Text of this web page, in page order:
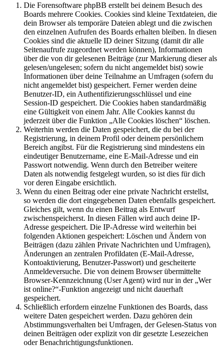
Die Forensoftware phpBB erstellt bei deinem Besuch des
Boards mehrere Cookies. Cookies sind kleine Textdateien, die
dein Browser als temporäre Dateien ablegt und die zwischen
den einzelnen Aufrufen des Boards erhalten bleiben. In diesen
Cookies sind die aktuelle ID deiner Sitzung (damit dir alle
Seitenaufrufe zugeordnet werden können), Informationen
über die von dir gelesenen Beiträge (zur Markierung dieser als
gelesen/ungelesen; sofern du nicht angemeldet bist) sowie
Informationen über deine Teilnahme an Umfragen (sofern du
nicht angemeldet bist) gespeichert. Ferner werden deine
Benutzer-ID, ein Authentifizierungsschlüssel und eine
Session-ID gespeichert. Die Cookies haben standardmäßig
eine Gültigkeit von einem Jahr. Alle Cookies kannst du
jederzeit über die Funktion „Alle Cookies löschen“ löschen.
Weiterhin werden die Daten gespeichert, die du bei der
Registrierung, in deinem Profil oder deinem persönlichem
Bereich angibst. Für die Registrierung sind mindestens ein
eindeutiger Benutzername, eine E-Mail-Adresse und ein
Passwort notwendig. Wenn durch den Betreiber weitere
Daten als notwendig festgelegt wurden, so ist dies für dich
vor deren Eingabe ersichtlich.
Wenn du einen Beitrag oder eine private Nachricht erstellst,
so werden die dort eingegebenen Daten ebenfalls gespeichert.
Gleiches gilt, wenn du einen Beitrag als Entwurf
zwischenspeicherst. In diesen Fällen wird auch deine IP-
Adresse gespeichert. Die IP-Adresse wird weiterhin bei
folgenden Aktionen gespeichert: Löschen und Ändern von
Beiträgen (dazu zählen Private Nachrichten und Umfragen),
Änderungen an zentralen Profildaten (E-Mail-Adresse,
Kontoaktivierung, Benutzer-Passwort) und gescheiterte
Anmeldeversuche. Die von deinem Browser übermittelte
Browser-Kennzeichnung (User Agent) wird nur in der „Wer
ist online?“-Funktion angezeigt und nicht dauerhaft
gespeichert.
Schließlich erfordern einzelne Funktionen des Boards, dass
weitere Daten gespeichert werden. Dazu gehören dein
Abstimmungsverhalten bei Umfragen, der Gelesen-Status von
deinen Beiträgen oder explizit von dir gesetzte Lesezeichen
oder Benachrichtigungsfunktionen.